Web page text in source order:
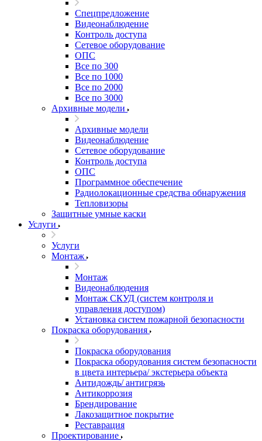
Спецпредложение
Видеонаблюдение
Контроль доступа
Сетевое оборудование
ОПС
Все по 300
Все по 1000
Все по 2000
Все по 3000
Архивные модели
Архивные модели
Видеонаблюдение
Сетевое оборудование
Контроль доступа
ОПС
Программное обеспечение
Радиолокационные средства обнаружения
Тепловизоры
Защитные умные каски
Услуги
Услуги
Монтаж
Монтаж
Видеонаблюдения
Монтаж СКУД (систем контроля и
управления доступом)
Установка систем пожарной безопасности
Покраска оборудования
Покраска оборудования
Покраска оборудования систем безопасности
в цвета интерьера/ экстерьера объекта
Антидождь/ антигрязь
Антикоррозия
Брендирование
Лакозащитное покрытие
Реставрация
Проектирование